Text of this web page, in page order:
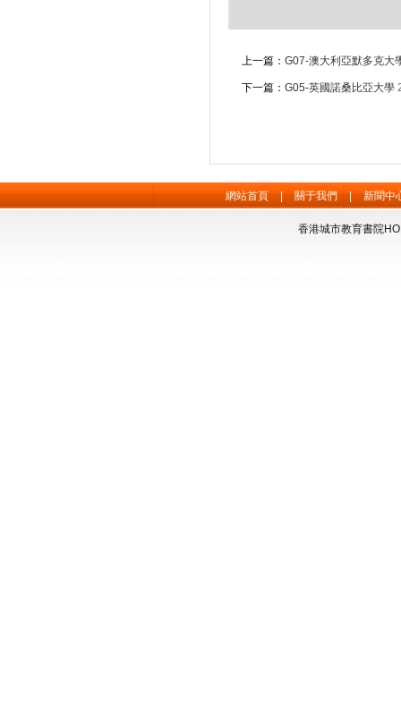
上一篇： G07-澳大利亞默多克大
下一篇： G05-英國諾桑比亞大學
網站首頁 | 關于我們 | 新聞中
香港城市教育書院